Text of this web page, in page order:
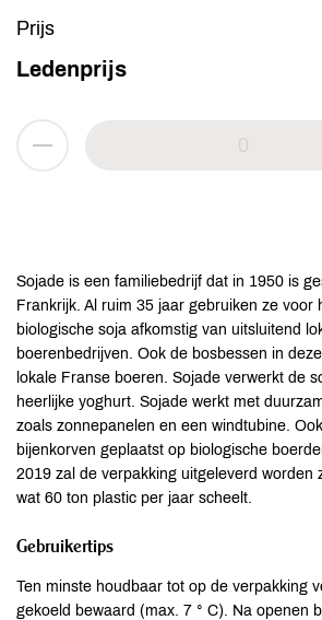
Prijs
Ledenprijs
Sojade is een familiebedrijf dat in 1950 is
Frankrijk. Al ruim 35 jaar gebruiken ze voor
biologische soja afkomstig van uitsluitend
boerenbedrijven. Ook de bosbessen in
lokale Franse boeren. Sojade verwerkt de
heerlijke yoghurt. Sojade werkt met
zoals zonnepanelen en een windtubine.
bijenkorven geplaatst op biologische
2019 zal de verpakking uitgeleverd worden
wat 60 ton plastic per jaar scheelt.
Gebruikertips
Ten minste houdbaar tot op de verpakking
gekoeld bewaard (max. 7 ° C). Na openen